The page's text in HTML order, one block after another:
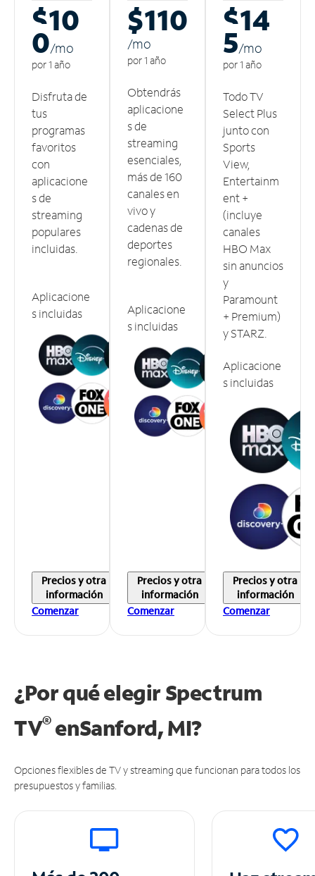
$10
0/mo
por 1 año
Disfruta de
tus
programas
favoritos
con
aplicacione
s de
streaming
populares
incluidas.
Aplicacione
s incluidas
Precios y otra
información
Comenzar
$110
/mo
por 1 año
Obtendrás
aplicacione
s de
streaming
esenciales,
más de 160
canales en
vivo y
cadenas de
deportes
regionales.
Aplicacione
s incluidas
Precios y otra
información
Comenzar
$14
5/mo
por 1 año
Todo TV
Select Plus
junto con
Sports
View,
Entertainm
ent +
(incluye
canales
HBO Max
sin anuncios
y
Paramount
+ Premium)
y STARZ.
Aplicacione
s incluidas
Precios y otra
información
Comenzar
¿Por qué elegir Spectrum
TV®enSanford, MI?
Opciones flexibles de TV y streaming que funcionan para todos los
presupuestos y familias.